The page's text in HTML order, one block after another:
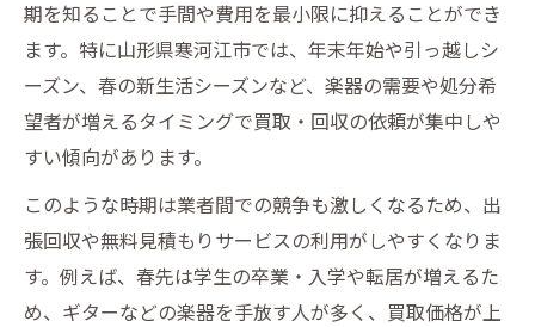
期を知ることで手間や費用を最小限に抑えることができ
ます。特に山形県寒河江市では、年末年始や引っ越しシ
ーズン、春の新生活シーズンなど、楽器の需要や処分希
望者が増えるタイミングで買取・回収の依頼が集中しや
すい傾向があります。
このような時期は業者間での競争も激しくなるため、出
張回収や無料見積もりサービスの利用がしやすくなりま
す。例えば、春先は学生の卒業・入学や転居が増えるた
め、ギターなどの楽器を手放す人が多く、買取価格が上